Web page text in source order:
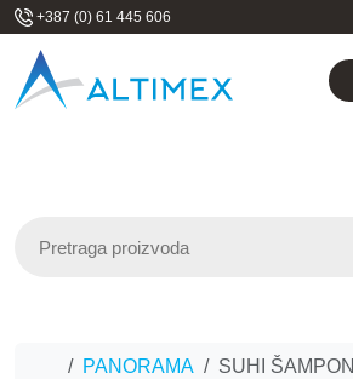
Skip to content
+387 (0) 61 445 606
Home
PANORAMA SUHI ŠAMPONI